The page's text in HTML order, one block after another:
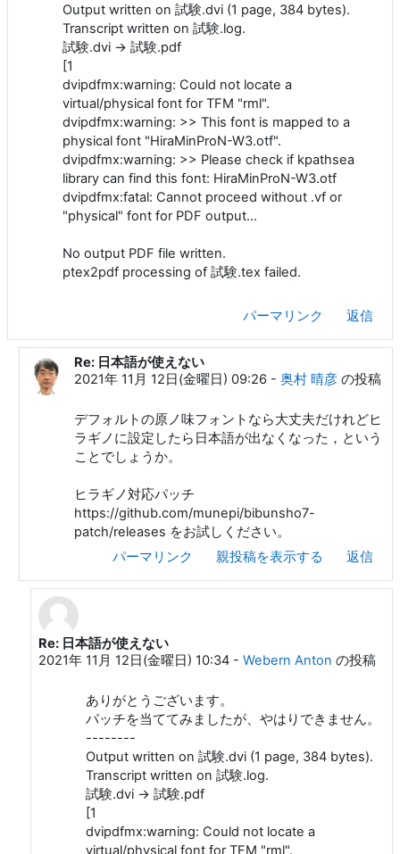
Output written on 試験.dvi (1 page, 384 bytes).
Transcript written on 試験.log.
試験.dvi -> 試験.pdf
[1
dvipdfmx:warning: Could not locate a
virtual/physical font for TFM "rml".
dvipdfmx:warning: >> This font is mapped to a
physical font "HiraMinProN-W3.otf".
dvipdfmx:warning: >> Please check if kpathsea
library can find this font: HiraMinProN-W3.otf
dvipdfmx:fatal: Cannot proceed without .vf or
"physical" font for PDF output...
No output PDF file written.
ptex2pdf processing of 試験.tex failed.
パーマリンク 返信
Webern Anton への返信
Re: 日本語が使えない
2021年 11月 12日(金曜日) 09:26- 奥村 晴彦の投稿
デフォルトの原ノ味フォントなら大丈夫だけれどヒ
ラギノに設定したら日本語が出なくなった，という
ことでしょうか。
ヒラギノ対応パッチ
https://github.com/munepi/bibunsho7-
patch/releases をお試しください。
パーマリンク
親投稿を表示する 返信
奥村 晴彦 への返信
Re: 日本語が使えない
2021年 11月 12日(金曜日) 10:34- Webern Anton の投稿
ありがとうございます。
パッチを当ててみましたが、やはりできません。
--------
Output written on 試験.dvi (1 page, 384 bytes).
Transcript written on 試験.log.
試験.dvi -> 試験.pdf
[1
dvipdfmx:warning: Could not locate a
virtual/physical font for TFM "rml".